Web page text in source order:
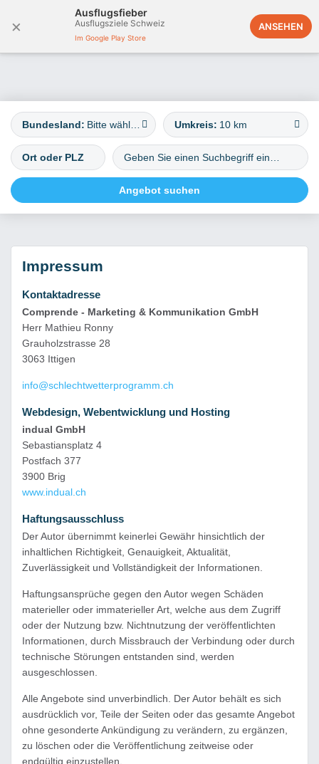
×
Ausflugsfieber
Ausflugsziele Schweiz
Im Google Play Store
ANSEHEN
Deutschland
Bundesland: Umkreis: 10 km
Impressum
Kontaktadresse
Comprende - Marketing & Kommunikation GmbH
Herr Mathieu Ronny
Grauholzstrasse 28
3063 Ittigen
info@schlechtwetterprogramm.ch
Webdesign, Webentwicklung und Hosting
indual GmbH
Sebastiansplatz 4
Postfach 377
3900 Brig
www.indual.ch
Haftungsausschluss
Der Autor übernimmt keinerlei Gewähr hinsichtlich der
inhaltlichen Richtigkeit, Genauigkeit, Aktualität,
Zuverlässigkeit und Vollständigkeit der Informationen.
Haftungsansprüche gegen den Autor wegen Schäden
materieller oder immaterieller Art, welche aus dem Zugriff
oder der Nutzung bzw. Nichtnutzung der veröffentlichten
Informationen, durch Missbrauch der Verbindung oder durch
technische Störungen entstanden sind, werden
ausgeschlossen.
Alle Angebote sind unverbindlich. Der Autor behält es sich
ausdrücklich vor, Teile der Seiten oder das gesamte Angebot
ohne gesonderte Ankündigung zu verändern, zu ergänzen,
zu löschen oder die Veröffentlichung zeitweise oder
endgültig einzustellen.